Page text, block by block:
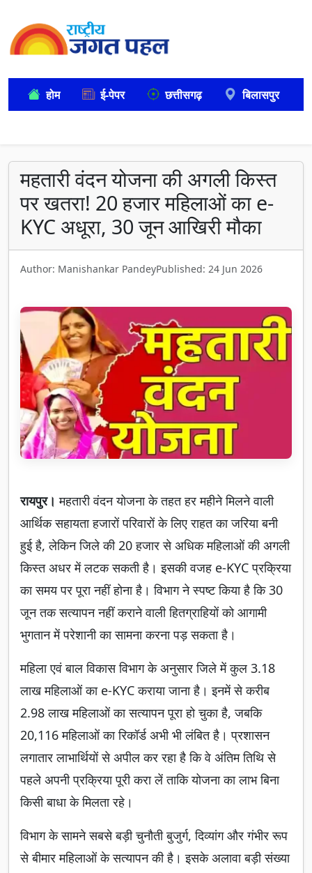
होम ई-पेपर छत्तीसगढ़ बिलासपुर
महतारी वंदन योजना की अगली किस्त
पर खतरा! 20 हजार महिलाओं का e-
KYC अधूरा, 30 जून आखिरी मौका
Author: Manishankar PandeyPublished: 24 Jun 2026
रायपुर।महतारी वंदन योजना के तहत हर महीने मिलने वाली
आर्थिक सहायता हजारों परिवारों के लिए राहत का जरिया बनी
हुई है, लेकिन जिले की 20 हजार से अधिक महिलाओं की अगली
किस्त अधर में लटक सकती है। इसकी वजह e-KYC प्रक्रिया
का समय पर पूरा नहीं होना है। विभाग ने स्पष्ट किया है कि 30
जून तक सत्यापन नहीं कराने वाली हितग्राहियों को आगामी
भुगतान में परेशानी का सामना करना पड़ सकता है।
महिला एवं बाल विकास विभाग के अनुसार जिले में कुल 3.18
लाख महिलाओं का e-KYC कराया जाना है। इनमें से करीब
2.98 लाख महिलाओं का सत्यापन पूरा हो चुका है, जबकि
20,116 महिलाओं का रिकॉर्ड अभी भी लंबित है। प्रशासन
लगातार लाभार्थियों से अपील कर रहा है कि वे अंतिम तिथि से
पहले अपनी प्रक्रिया पूरी करा लें ताकि योजना का लाभ बिना
किसी बाधा के मिलता रहे।
विभाग के सामने सबसे बड़ी चुनौती बुजुर्ग, दिव्यांग और गंभीर रूप
से बीमार महिलाओं के सत्यापन की है। इसके अलावा बड़ी संख्या